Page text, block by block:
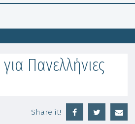
Πανελλήνιες
Share it!